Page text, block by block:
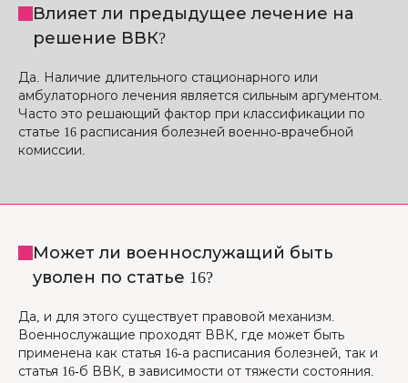
Влияет ли предыдущее лечение на
решение ВВК?
Да. Наличие длительного стационарного или
амбулаторного лечения является сильным аргументом.
Часто это решающий фактор при классификации по
статье 16 расписания болезней военно-врачебной
комиссии.
Может ли военнослужащий быть
уволен по статье 16?
Да, и для этого существует правовой механизм.
Военнослужащие проходят ВВК, где может быть
применена как статья 16-а расписания болезней, так и
статья 16-б ВВК, в зависимости от тяжести состояния.